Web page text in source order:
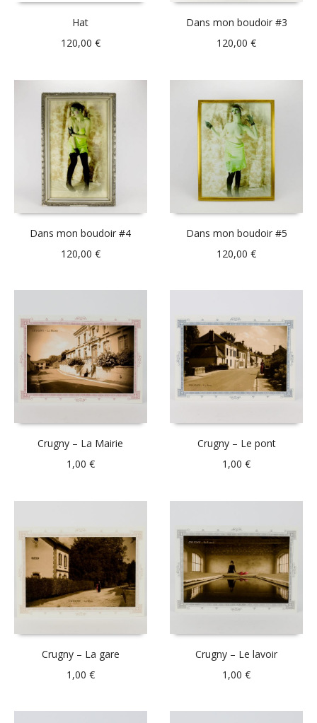
Hat
120,00 €
Dans mon boudoir #3
120,00€
Dans mon boudoir #4
120,00 €
Dans mon boudoir #5
120,00€
Crugny – La Mairie
1,00 €
Crugny – Le pont
1,00€
Crugny – La gare
1,00 €
Crugny – Le lavoir
1,00€